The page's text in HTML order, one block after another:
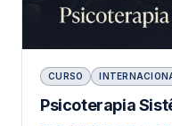
CURSO
Psicoterapia